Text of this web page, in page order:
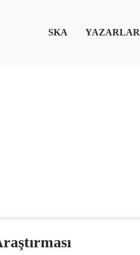
SKA YAZARLAR